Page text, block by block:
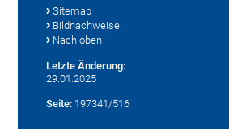
Sitemap
Bildnachweise
Nach oben
Letzte Änderung:
29.01.2025
Seite: 197341/516